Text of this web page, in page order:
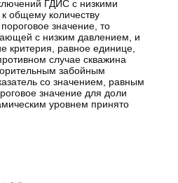
ГДИС с низкими
общему количеству
значение, то
с низким давлением, и
критерия, равное единице,
случае скважина
забойным
со значением, равным
значение для доли
уровнем принято